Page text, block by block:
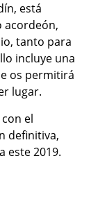
está
acordeón,
tanto para
incluye una
os permitirá
lugar.
el
definitiva,
este 2019.